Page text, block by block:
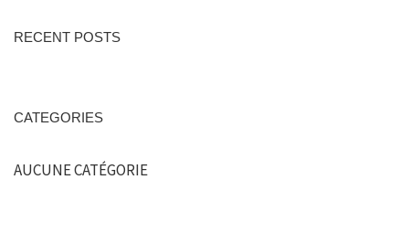
RECENT POSTS
CATEGORIES
AUCUNE CATÉGORIE